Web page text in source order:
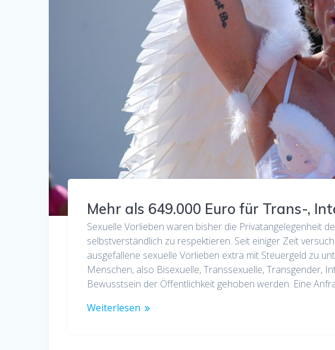
Mehr als 649.000 Euro für Trans-,
Sexuelle Vorlieben waren bisher die Privatangelegenheit
selbstverständlich zu respektieren. Seit einiger Zeit
ausgefallene sexuelle Vorlieben extra mit Steuergeld zu
Menschen, also Bisexuelle, Transsexuelle, Transgender,
Bewusstsein der Öffentlichkeit gehoben werden. Eine
Weiterlesen